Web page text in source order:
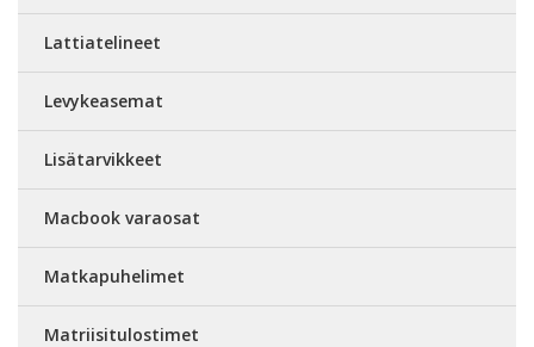
Lattiatelineet
Levykeasemat
Lisätarvikkeet
Macbook varaosat
Matkapuhelimet
Matriisitulostimet